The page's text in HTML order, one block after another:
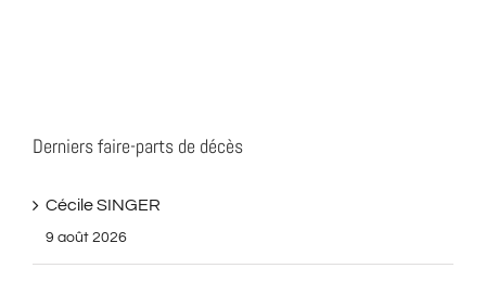
Derniers faire-parts de décès
Cécile SINGER
9 août 2026